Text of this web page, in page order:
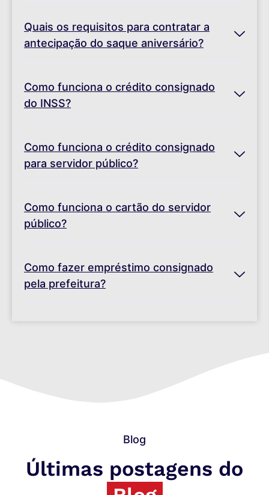
Quais os requisitos para contratar a
antecipação do saque aniversário?
Como funciona o crédito consignado
do INSS?
Como funciona o crédito consignado
para servidor público?
Como funciona o cartão do servidor
público?
Como fazer empréstimo consignado
pela prefeitura?
Blog
Últimas postagens do